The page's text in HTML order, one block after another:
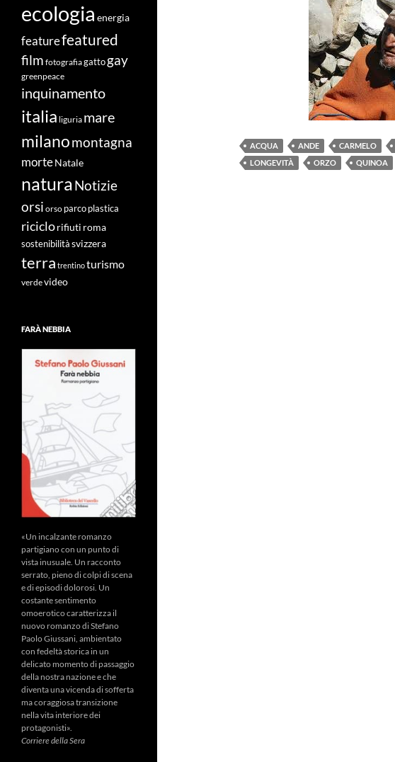
ACQUA ANDE CARMELO
LONGEVITÀ
ORZO QUINOA
ecologia energia
featurefeatured
film fotografiagatto gay
greenpeace
inquinamento
italia liguria mare
milanomontagna
morteNatale
naturaNotizie
orsi orso parco plastica
riciclorifiuti roma
sostenibilità svizzera
terra trentinoturismo
verdevideo
FARÀ NEBBIA
«Un incalzante romanzo
partigiano con un punto di
vista inusuale. Un racconto
serrato, pieno di colpi di scena
e di episodi dolorosi. Un
costante sentimento
omoerotico caratterizza il
nuovo romanzo di Stefano
Paolo Giussani, ambientato
con fedeltà storica in un
delicato momento di passaggio
della nostra nazione e che
diventa una vicenda di sofferta
ma coraggiosa transizione
nella vita interiore dei
protagonisti».
Corriere della Sera